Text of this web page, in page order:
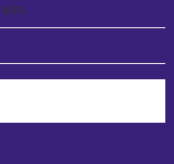
sein.